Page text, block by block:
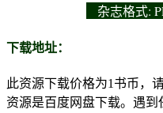
杂志格式:
下载地址：
此资源下载价格为1 书币，
资源是百度网盘下载。遇